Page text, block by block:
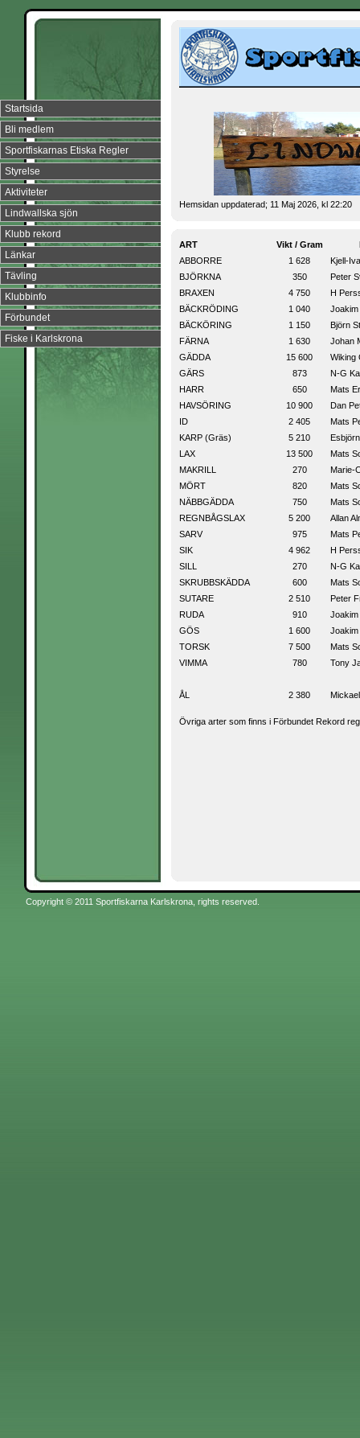
Startsida
Bli medlem
Sportfiskarnas Etiska Regler
Styrelse
Aktiviteter
Lindwallska sjön
Klubb rekord
Länkar
Tävling
Klubbinfo
Förbundet
Fiske i Karlskrona
Hemsidan uppdaterad; 11 Maj 2026, kl 22:20
ART Vikt / Gram
ABBORRE
1 628
Kjell-
BJÖRKNA
350
Peter
BRAXEN
4 750
H
BÄCKRÖDING
1 040
Joakim
BÄCKÖRING
1 150
Björn
FÄRNA
1 630
Johan
GÄDDA
15 600
Wiking
GÄRS
873
N-G
HARR
650
Mats
HAVSÖRING
10 900
Dan
ID
2 405
Mats
KARP (Gräs)
5 210
LAX
13 500
Mats
MAKRILL
270
Marie-
MÖRT
820
Mats
NÄBBGÄDDA
750
Mats
REGNBÅGSLAX
5 200
Allan
SARV
975
Mats
SIK
4 962
H
SILL
270
N-G
SKRUBBSKÄDDA
600
Mats
SUTARE
2 510
Peter
RUDA
910
Joakim
GÖS
1 600
Joakim
TORSK
7 500
Mats
VIMMA
780 Tony
ÅL 2 380
Övriga arter som finns i Förbundet Rekord
Copyright © 2011 Sportfiskarna Karlskrona, rights reserved.